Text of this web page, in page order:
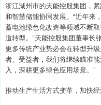
浙江湖州市的天能控股集团，
和智慧储能协同发展。“近年来
蓄电池绿色化改造等领域不断
道转型。”天能控股集团董事长
更多传统产业势必会在转型升
者、受益者，我们将继续瞄准
入，深耕更多绿色应用场景。”
推动生产生活方式变革，加快